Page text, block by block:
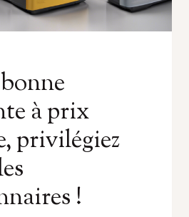
à prix
privilégiez
!